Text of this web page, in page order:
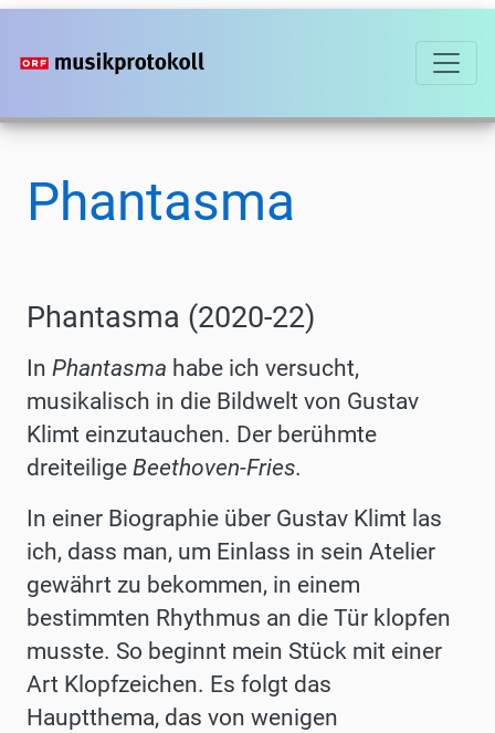
Direkt
zum
Phantasma
Phantasma (2020-22)
In Phantasma habe ich versucht,
musikalisch in die Bildwelt von Gustav
Klimt einzutauchen. Der berühmte
dreiteilige Beethoven-Fries.
In einer Biographie über Gustav Klimt las
ich, dass man, um Einlass in sein Atelier
gewährt zu bekommen, in einem
bestimmten Rhythmus an die Tür klopfen
musste. So beginnt mein Stück mit einer
Art Klopfzeichen. Es folgt das
Hauptthema, das von wenigen